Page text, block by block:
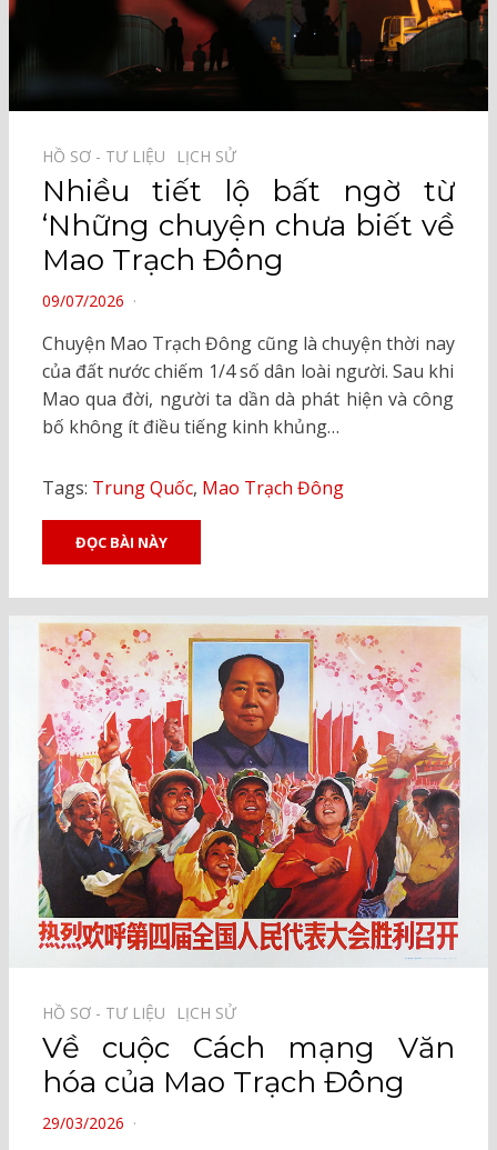
HỒ SƠ - TƯ LIỆU⠀ LỊCH SỬ⠀
Nhiều tiết lộ bất ngờ từ
‘Những chuyện chưa biết về
Mao Trạch Đông
POSTED
09/07/2026
Chuyện Mao Trạch Đông cũng là chuyện thời nay
của đất nước chiếm 1/4 số dân loài người. Sau khi
Mao qua đời, người ta dần dà phát hiện và công
bố không ít điều tiếng kinh khủng…
Tags: Trung Quốc, Mao Trạch Đông
ĐỌC BÀI NÀY
HỒ SƠ - TƯ LIỆU⠀ LỊCH SỬ⠀
Về cuộc Cách mạng Văn
hóa của Mao Trạch Đông
POSTED
29/03/2026